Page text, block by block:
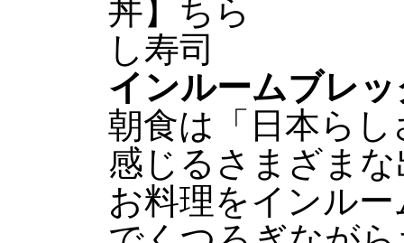
インルームブレ
朝食は「日本ら
感じるさまざま
お料理をインル